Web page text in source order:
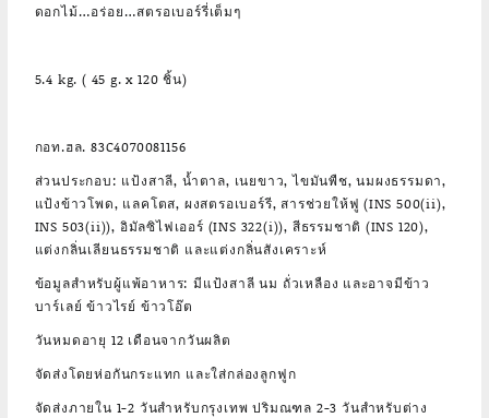
ดอกไม้…อร่อย…สตรอเบอร์รี่เต็มๆ
5.4 kg. ( 45 g. x 120 ชิ้น)
กอท.ฮล. 83C4070081156
ส่วนประกอบ: แป้งสาลี, น้ำตาล, เนยขาว, ไขมันพืช, นมผงธรรมดา,
แป้งข้าวโพด, แลคโตส, ผงสตรอเบอร์รี, สารช่วยให้ฟู (INS 500(ii),
INS 503(ii)), อิมัลซิไฟเออร์ (INS 322(i)), สีธรรมชาติ (INS 120),
แต่งกลิ่นเลียนธรรมชาติ และแต่งกลิ่นสังเคราะห์
ข้อมูลสำหรับผู้แพ้อาหาร: มีแป้งสาลี นม ถั่วเหลือง และอาจมีข้าว
บาร์เลย์ ข้าวไรย์ ข้าวโอ๊ต
วันหมดอายุ 12 เดือนจากวันผลิต
จัดส่งโดยห่อกันกระแทก และใส่กล่องลูกฟูก
จัดส่งภายใน 1-2 วันสำหรับกรุงเทพ ปริมณฑล 2-3 วันสำหรับต่าง